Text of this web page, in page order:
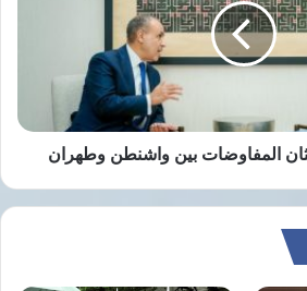
المفاوضات بين واشنطن وطهران